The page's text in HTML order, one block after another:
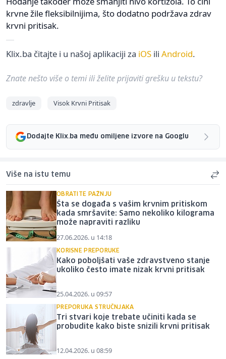
krvne žile fleksibilnijima, što dodatno podržava zdrav
krvni pritisak.
Klix.ba čitajte i u našoj aplikaciji za iOS ili Android.
Znate nešto više o temi ili želite prijaviti grešku u tekstu?
zdravlje Visok Krvni Pritisak
Dodajte Klix.ba među omiljene izvore na Googlu
Više na istu temu
OBRATITE PAŽNJU
Šta se događa s vašim krvnim pritiskom
kada smršavite: Samo nekoliko kilograma
može napraviti razliku
27.06.2026. u 14:18
KORISNE PREPORUKE
Kako poboljšati vaše zdravstveno stanje
ukoliko često imate nizak krvni pritisak
25.04.2026. u 09:57
PREPORUKA STRUČNJAKA
Tri stvari koje trebate učiniti kada se
probudite kako biste snizili krvni pritisak
12.04.2026. u 08:59